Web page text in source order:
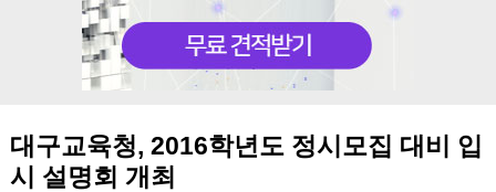
대구교육청, 2016학년도 정시모집 대비 입
시 설명회 개최